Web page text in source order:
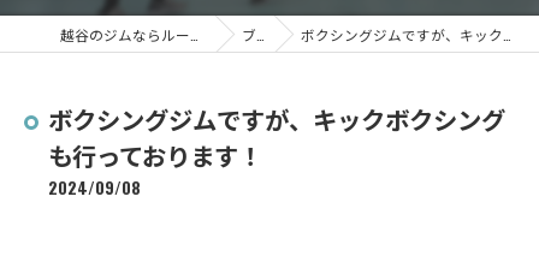
ブログ ボクシングジムですが、キックボクシングも行っております！
ボクシングジムですが、キックボクシング
も行っております！
2024/09/08